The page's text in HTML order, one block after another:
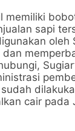
memiliki
sapi
oleh
cair pada